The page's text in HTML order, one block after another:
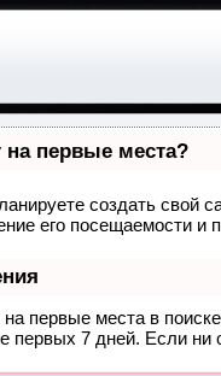
на первые места?
создать свой
его посещаемости и
первые места в
первых 7 дней. Если